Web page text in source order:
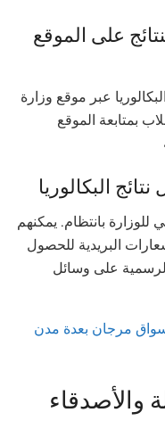
على الموقع
عبر موقع وزارة
بمتابعة الموقع
بانتظام. يمكنهم
البريدية للحصول
على وسائل
مرجان بعدة مدن
والأصدقاء